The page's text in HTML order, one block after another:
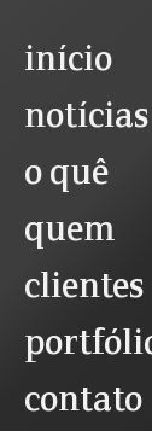
início
notícias
o quê
quem
clientes
contato